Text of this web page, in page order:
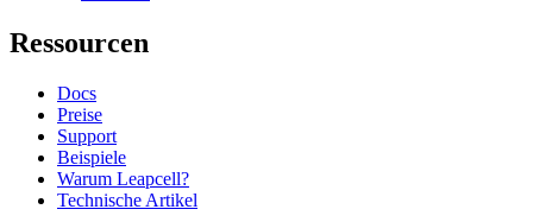
Ressourcen
Docs
Preise
Support
Beispiele
Warum Leapcell?
Technische Artikel